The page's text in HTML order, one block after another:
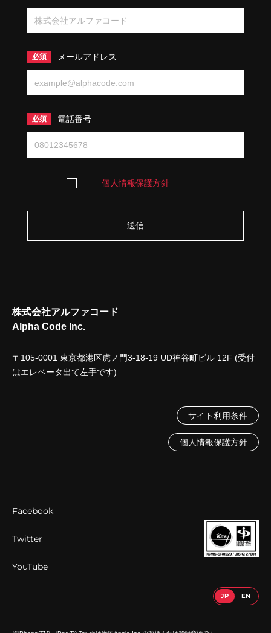
メールアドレス
電話番号
個人情報保護方針
送信
株式会社アルファコード
Alpha Code Inc.
〒105-0001 東京都港区虎ノ門3-18-19 UD神谷町ビル 12F (受付
はエレベータ出て左手です)
サイト利用条件
個人情報保護方針
Facebook
Twitter
YouTube